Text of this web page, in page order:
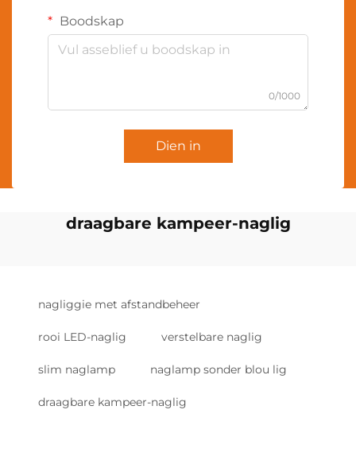
Boodskap
0/1000
Dien in
draagbare kampeer-naglig
nagliggie met afstandbeheer
rooi LED-naglig verstelbare naglig
slim naglamp naglamp sonder blou lig
draagbare kampeer-naglig